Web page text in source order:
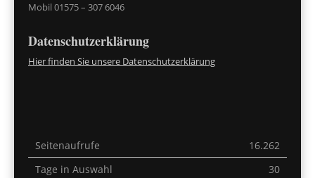
Mobil 01575 – 307 6046
Datenschutzerklärung
Hier finden Sie unsere Datenschutzerklärung
Seitenaufrufe
16.262
Tage in Auswahl
30